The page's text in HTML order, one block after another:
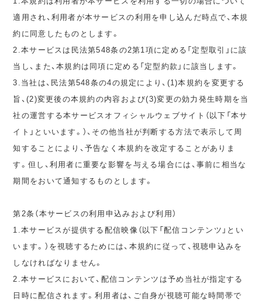
適用され、利用者が本サービスの利用を申し込んだ時点で、本規
約に同意したものとします。
2.本サービスは民法第548条の2第1項に定める「定型取引」に該
当し、また、本規約は同項に定める「定型約款」に該当します。
3.当社は、民法第548条の4の規定により、(1)本規約を変更する
旨、(2)変更後の本規約の内容および(3)変更の効力発生時期を当
社の運営する本サービスオフィシャルウェブサイト（以下「本サ
イト」といいます。）、その他当社が判断する方法で表示して周
知することにより、予告なく本規約を改定することがありま
す。但し、利用者に重要な影響を与える場合には、事前に相当な
期間をおいて通知するものとします。
第2条（本サービスの利用申込みおよび利用）
1.本サービスが提供する配信映像（以下「配信コンテンツ」とい
います。）を視聴するためには、本規約に従って、視聴申込みを
しなければなりません。
2.本サービスにおいて、配信コンテンツは予め当社が指定する
日時に配信されます。利用者は、ご自身が視聴可能な時間帯で